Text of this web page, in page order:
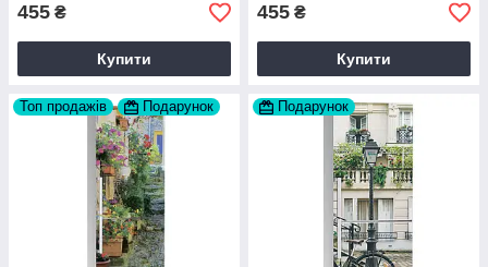
455 ₴
Купити
455 ₴
Купити
Топ продажів Подарунок Подарунок